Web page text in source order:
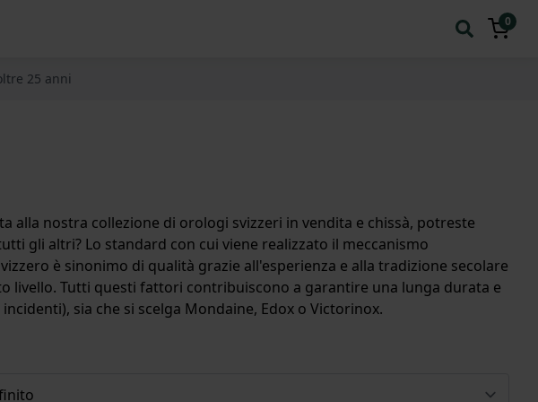
0
25 anni
alla nostra collezione di orologi svizzeri in vendita e chissà, potreste
gli altri? Lo standard con cui viene realizzato il meccanismo
è sinonimo di qualità grazie all'esperienza e alla tradizione secolare
Tutti questi fattori contribuiscono a garantire una lunga durata e
sia che si scelga Mondaine, Edox o Victorinox.